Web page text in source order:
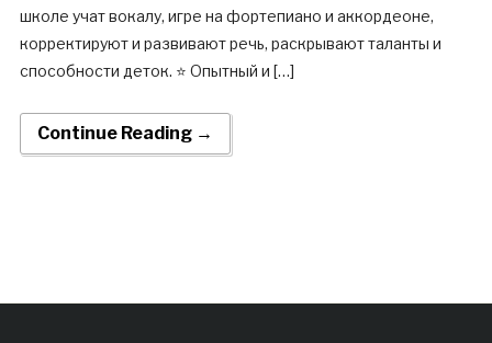
школе учат вокалу, игре на фортепиано и аккордеоне,
корректируют и развивают речь, раскрывают таланты и
способности деток. ⭐ Опытный и […]
Continue Reading →